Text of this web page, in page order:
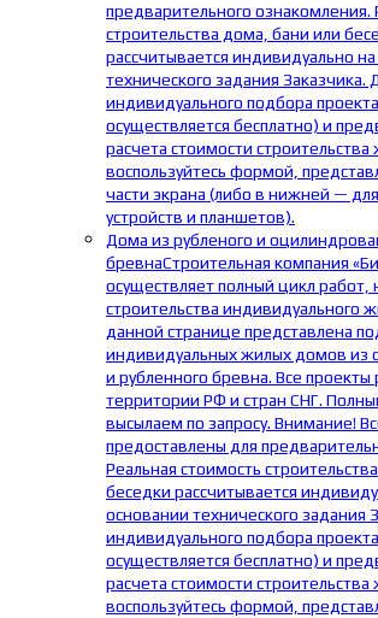
предварительного ознакомления.
строительства дома, бани или
рассчитывается индивидуально
технического задания Заказчика.
индивидуального подбора
осуществляется бесплатно) и
расчета стоимости
воспользуйтесь формой,
части экрана (либо в нижней —
устройств и планшетов).
Дома из рубленого и
бревнаСтроительная компания
осуществляет полный цикл
строительства индивидуального
данной странице представлена
индивидуальных жилых домов из
и рубленного бревна. Все проекты
территории РФ и стран СНГ.
высылаем по запросу. Внимание!
предоставлены для
Реальная стоимость
беседки рассчитывается
основании технического задания
индивидуального подбора
осуществляется бесплатно) и
расчета стоимости
воспользуйтесь формой,